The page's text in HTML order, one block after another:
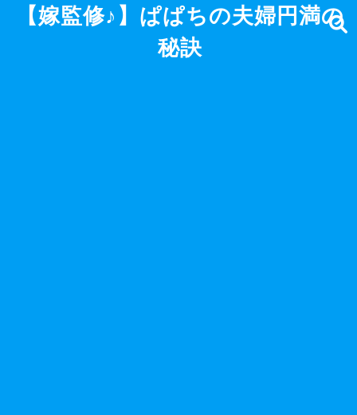
【嫁監修♪】ぱぱちの夫婦円満の
秘訣